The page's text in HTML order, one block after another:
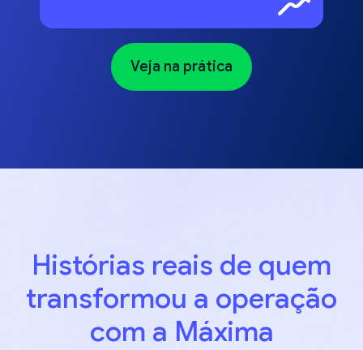
Veja na prática
Histórias reais de quem
transformou a operação
com a Máxima